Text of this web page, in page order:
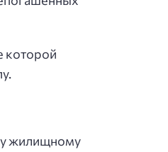
которой
жилищному